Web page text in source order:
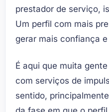
prestador de serviço,
Um perfil com mais
gerar mais confiança
É aqui que muita
com serviços de
sentido,